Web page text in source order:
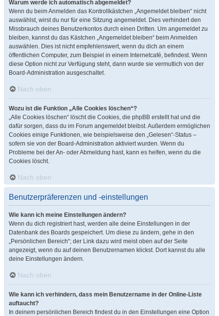
Warum werde ich automatisch abgemeldet?
Wenn du beim Anmelden das Kontrollkästchen „Angemeldet bleiben“ nicht
auswählst, wirst du nur für eine Sitzung angemeldet. Dies verhindert den
Missbrauch deines Benutzerkontos durch einen Dritten. Um angemeldet zu
bleiben, kannst du das Kästchen „Angemeldet bleiben“ beim Anmelden
auswählen. Dies ist nicht empfehlenswert, wenn du dich an einem
öffentlichen Computer, zum Beispiel in einem Internetcafé, befindest. Wenn
diese Option nicht zur Verfügung steht, dann wurde sie vermutlich von der
Board-Administration ausgeschaltet.
Nach oben
Wozu ist die Funktion „Alle Cookies löschen“?
„Alle Cookies löschen“ löscht die Cookies, die phpBB erstellt hat und die
dafür sorgen, dass du im Forum angemeldet bleibst. Außerdem ermöglichen
Cookies einige Funktionen, wie beispielsweise den „Gelesen“-Status –
sofern sie von der Board-Administration aktiviert wurden. Wenn du
Probleme bei der An- oder Abmeldung hast, kann es helfen, wenn du die
Cookies löscht.
Nach oben
Benutzerpräferenzen und -einstellungen
Wie kann ich meine Einstellungen ändern?
Wenn du dich registriert hast, werden alle deine Einstellungen in der
Datenbank des Boards gespeichert. Um diese zu ändern, gehe in den
„Persönlichen Bereich“; der Link dazu wird meist oben auf der Seite
angezeigt, wenn du auf deinen Benutzernamen klickst. Dort kannst du alle
deine Einstellungen ändern.
Nach oben
Wie kann ich verhindern, dass mein Benutzername in der Online-Liste
auftaucht?
In deinem persönlichen Bereich findest du in den Einstellungen eine Option